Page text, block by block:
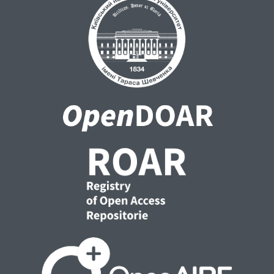
загроз. Для ефективної кібербезпеки
важливий багатогранний підхід,
включаючи навчання співробітників,
регулярні аудити та надійний захист
даних. Розширена співпраця між
організаціями, урядами та міжнародними
розроблення ефективних стратегій
боротьби з кіберзлочинністю. Необхідно
штучного інтелекту й етичних міркувань,
щоб подолати мінливий ландшафт загроз
кібербезпеці.